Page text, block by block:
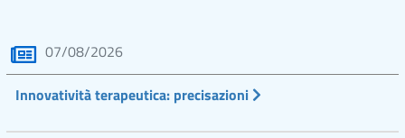
07/08/2026
Innovatività terapeutica: precisazioni